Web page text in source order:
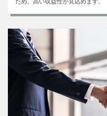
ため。高い収益性が見込めます。